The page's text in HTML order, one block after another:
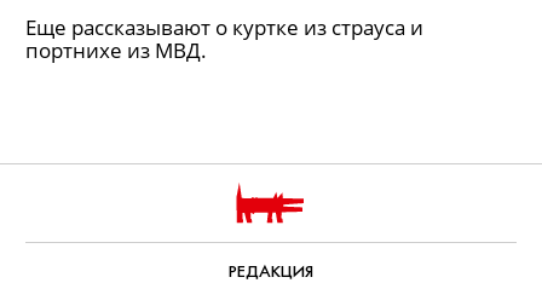
Еще рассказывают о куртке из страуса и
портнихе из МВД.
РЕДАКЦИЯ